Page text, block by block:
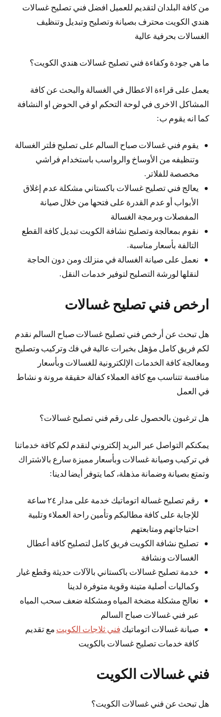
من كافة البلدان لتقديم للعميل افضل فني تصليح غسالات
هندي الكويت محترف بصيانة وتصليح وتبديل وتنظيف
الغسالات بحرفية عالية
ما هي جودة وكفاءة فني تصليح غسالات هندي الكويت؟
يعمل على قراءة الاعطال في الغسالة والبحث عن كافة
المشاكل الاخرى في لوحة التحكم او في الحوض او النشافة
كما انه يقوم ب:
يقوم فني غسالات صباح السالم على تصليح فلتر الغسالة
وتنظيفه من الأوساخ والرواسب باستخدام فراشي
مخصصة للفلاتر.
يعالج فني تصليح غسالات باكستاني مشكلة عدم إغلاق
الأبواب أو عدم القدرة على فتحها من خلال صيانة
المفصلات وبرمجة الغسالة
نقوم بمعالجة وتصليح نشافة الكويت تبديل كافة القطع
التالفة بأسعار مناسبة.
نعمل على صيانة الغسالة في منزلك ومن دون الحاجة
لنقلها لورشة التصليح لتوفير خدمات النقل.
ارخص فني تصليح غسالات
هل تبحث عن أرخص فني تصليح غسالات صباح السالم نقدم
لكم فريق كامل مؤهل بخبرات عالية في فك وتركيب وتصليح
ومعالجة كافة الخدمات الإلكترونية للغسالات وبأسعار
منافسة تتناسب مع كافة العملاء كفالة حقيقة مرونة و نشاط
في العمل
هل ترغبون بالحصول على رقم فني تصليح غسالات؟
يمكنكم التواصل عبر البريد إلكتروني لنقدم لكم كافة خدماتنا
في تركيب وصيانة غسالات وبأسعار مميزة سارع بالاشتراك
وتمتع بصيانة وضمانة مذهلة، كما يتوفر أيضا لدينا:
رقم تصليح غسالة اتوماتيك خدمة على مدار ٢٤ ساعة
للإجابة على كافة مطالبكم وتأمين راحة العملاء وتلبية
احتياجاتهم ومتابعتهم
تصليح نشافة الكويت فريق كامل لتصليح كافة أعطال
الغسالات ونشافة
خدمة تصليح غسالات باكستاني بالآلات حديثة وقطع غيار
وكماليات أصلية متينة وقوية متوفرة لدينا
نعالج مشكلة مضخة المياه ومشكلة ضعف سحب المياه
عبر فني غسالات صباح السالم
صيانة غسالات اتوماتيك فني ثلاجات الكويت مع تقديم
كافة خدمات تصليح غسالات بالكويت
فني غسالات الكويت
هل تبحث عن فني غسالات الكويت؟